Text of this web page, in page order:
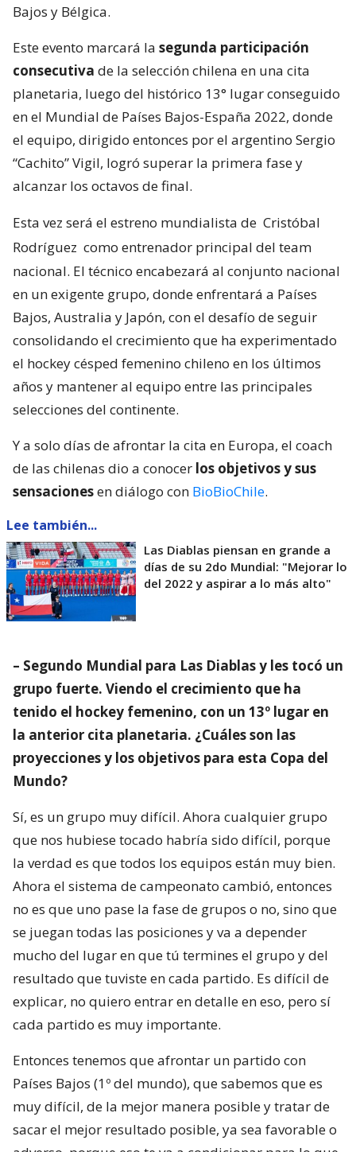
Bajos y Bélgica.
Este evento marcará la segunda participación
consecutiva de la selección chilena en una cita
planetaria, luego del histórico 13° lugar conseguido
en el Mundial de Países Bajos-España 2022, donde
el equipo, dirigido entonces por el argentino Sergio
“Cachito” Vigil, logró superar la primera fase y
alcanzar los octavos de final.
Esta vez será el estreno mundialista de Cristóbal
Rodríguez como entrenador principal del team
nacional. El técnico encabezará al conjunto nacional
en un exigente grupo, donde enfrentará a Países
Bajos, Australia y Japón, con el desafío de seguir
consolidando el crecimiento que ha experimentado
el hockey césped femenino chileno en los últimos
años y mantener al equipo entre las principales
selecciones del continente.
Y a solo días de afrontar la cita en Europa, el coach
de las chilenas dio a conocer los objetivos y sus
sensacionesen diálogo con BioBioChile.
Lee también...
Las Diablas piensan en grande a
días de su 2do Mundial: "Mejorar lo
del 2022 y aspirar a lo más alto"
– Segundo Mundial para Las Diablas y les tocó un
grupo fuerte. Viendo el crecimiento que ha
tenido el hockey femenino, con un 13º lugar en
la anterior cita planetaria. ¿Cuáles son las
proyecciones y los objetivos para esta Copa del
Mundo?
Sí, es un grupo muy difícil. Ahora cualquier grupo
que nos hubiese tocado habría sido difícil, porque
la verdad es que todos los equipos están muy bien.
Ahora el sistema de campeonato cambió, entonces
no es que uno pase la fase de grupos o no, sino que
se juegan todas las posiciones y va a depender
mucho del lugar en que tú termines el grupo y del
resultado que tuviste en cada partido. Es difícil de
explicar, no quiero entrar en detalle en eso, pero sí
cada partido es muy importante.
Entonces tenemos que afrontar un partido con
Países Bajos (1º del mundo), que sabemos que es
muy difícil, de la mejor manera posible y tratar de
sacar el mejor resultado posible, ya sea favorable o